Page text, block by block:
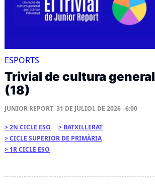
ESPORTS
Trivial de cultura general
(18)
JUNIOR REPORT 31 DE JULIOL DE 2026 · 6:00
2N CICLE ESO
BATXILLERAT
CICLE SUPERIOR DE PRIMÀRIA
1R CICLE ESO